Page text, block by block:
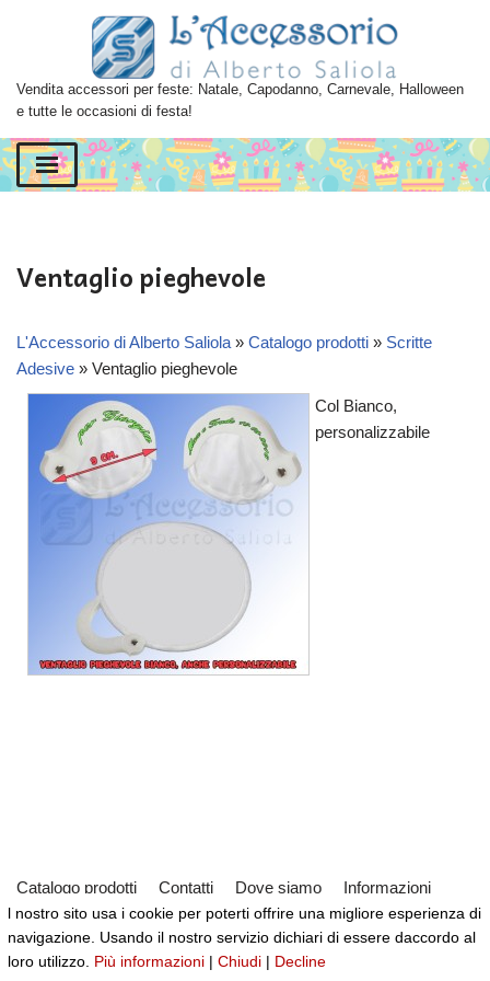
al
contenuto
Vendita accessori per feste: Natale, Capodanno, Carnevale, Halloween
e tutte le occasioni di festa!
Ventaglio pieghevole
L'Accessorio di Alberto Saliola » Catalogo prodotti » Scritte
Adesive » Ventaglio pieghevole
Col Bianco,
personalizzabile
Catalogo prodotti Contatti Dove siamo
Informazioni
Partner
Servizi Virtual Tour del Negozio
Neve| Powered byWordPress
l nostro sito usa i cookie per poterti offrire una migliore esperienza di
navigazione. Usando il nostro servizio dichiari di essere daccordo al
loro utilizzo. Più informazioni | Chiudi | Decline